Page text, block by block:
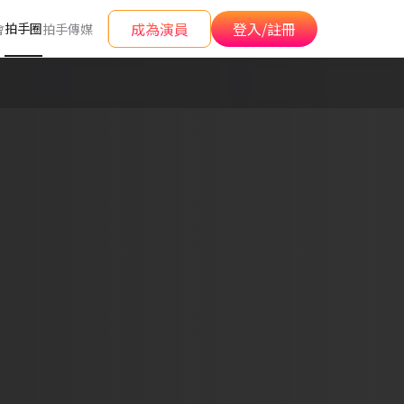
拍手圈拍手傳媒 成為演員 登入/註冊